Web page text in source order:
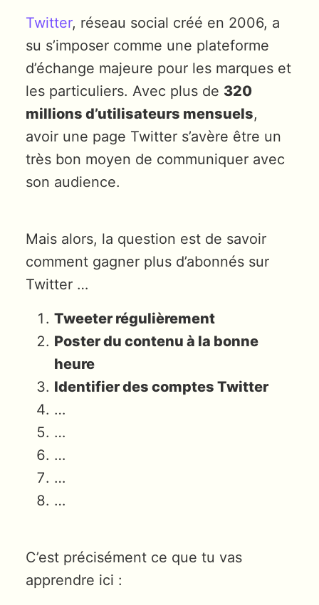
Twitter, réseau social créé en 2006, a
su s’imposer comme une plateforme
d’échange majeure pour les marques et
les particuliers. Avec plus de 320
millions d’utilisateurs mensuels,
avoir une page Twitter s’avère être un
très bon moyen de communiquer avec
son audience.
Mais alors, la question est de savoir
comment gagner plus d’abonnés sur
Twitter …
Tweeter régulièrement
Poster du contenu à la bonne
heure
Identifier des comptes Twitter
…
…
…
…
…
C’est précisément ce que tu vas
apprendre ici :